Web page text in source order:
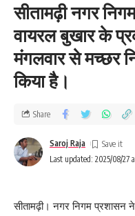
सीतामढ़ी नगर
वायरल बुखार के
मंगलवार से मच्छर
किया है।
Last updated: 2025/08/27
Saroj Raja
Share
सीतामढ़ी। नगर निगम